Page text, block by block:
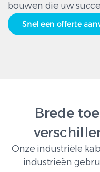
bouwen die uw
Snel een offerte
Brede
Onze industriële
industrieën